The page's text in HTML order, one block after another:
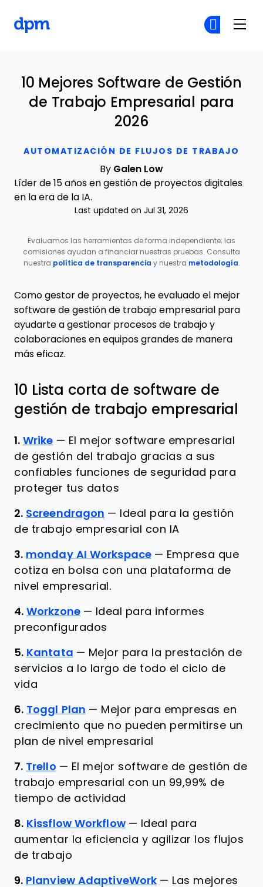
AUTOMATIZACIÓN DE FLUJOS DE TRABAJO
10 Mejores Software de Gestión
de Trabajo Empresarial para
2026
By Galen Low
Líder de 15 años en gestión de proyectos digitales
en la era de la IA.
Last updated on Jul 31, 2026
Evaluamos las herramientas de forma independiente; las
comisiones ayudan a financiar nuestras pruebas. Consulta
nuestra política de transparencia y nuestra metodología.
Como gestor de proyectos, he evaluado el mejor
software de gestión de trabajo empresarial para
ayudarte a gestionar procesos de trabajo y
colaboraciones en equipos grandes de manera
más eficaz.
10 Lista corta de software de
gestión de trabajo empresarial
1. Wrike — El mejor software empresarial
de gestión del trabajo gracias a sus
confiables funciones de seguridad para
proteger tus datos
2. Screendragon —
Ideal para la gestión
de trabajo empresarial con IA
3. monday AI Workspace — Empresa que
cotiza en bolsa con una plataforma de
nivel empresarial.
4. Workzone — Ideal para informes
preconfigurados
5. Kantata — Mejor para la prestación de
servicios a lo largo de todo el ciclo de
vida
6. Toggl Plan — Mejor para empresas en
crecimiento que no pueden permitirse un
plan de nivel empresarial
7. Trello — El mejor software de gestión de
trabajo empresarial con un 99,99% de
tiempo de actividad
8. Kissflow Workflow — Ideal para
aumentar la eficiencia y agilizar los flujos
de trabajo
9. Planview AdaptiveWork — Las mejores